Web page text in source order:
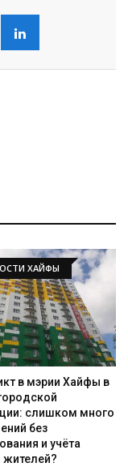
ХАЙФЫ
в мэрии Хайфы в
слишком много
без
и учёта
жителей?